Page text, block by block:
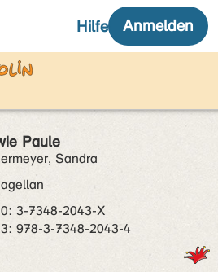
Paule
Sandra
3-7348-2043-X
978-3-7348-2043-4